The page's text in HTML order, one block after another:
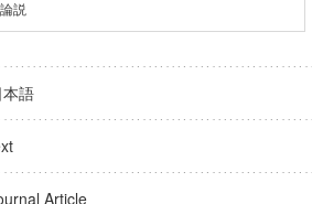
論説
本語
Article